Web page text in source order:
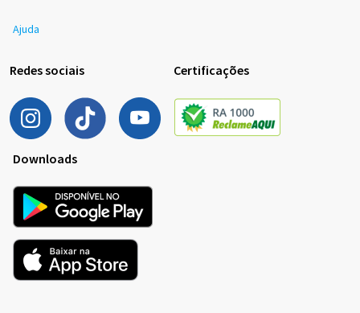
Ajuda
Redes sociais Certificações
Downloads